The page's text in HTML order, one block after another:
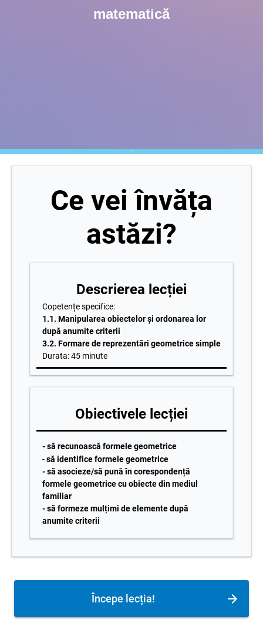
matematică
Ce vei învăța
astăzi?
Descrierea lecției
Copetențe specifice:
1.1. Manipularea obiectelor și ordonarea lor
după anumite criterii
3.2. Formare de reprezentări geometrice simple
Durata: 45 minute
Obiectivele lecției
- să recunoască formele geometrice
-să identifice formele geometrice
- să asocieze/să pună în corespondență
formele geometrice cu obiecte din mediul
familiar
- să formeze mulțimi de elemente după
anumite criterii
Începe lecția!